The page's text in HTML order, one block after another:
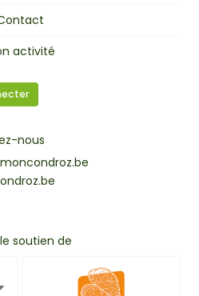
activité
nous
soutien de